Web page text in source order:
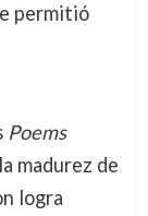
permitió
Poems
madurez de
logra